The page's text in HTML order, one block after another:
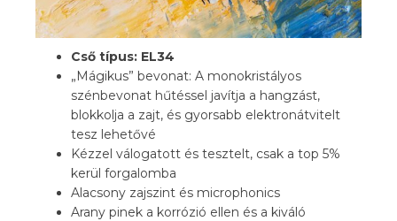
Cső típus: EL34
„Mágikus” bevonat: A monokristályos
szénbevonat hűtéssel javítja a hangzást,
blokkolja a zajt, és gyorsabb elektronátvitelt
tesz lehetővé
Kézzel válogatott és tesztelt, csak a top 5%
kerül forgalomba
Alacsony zajszint és microphonics
Arany pinek a korrózió ellen és a kiváló